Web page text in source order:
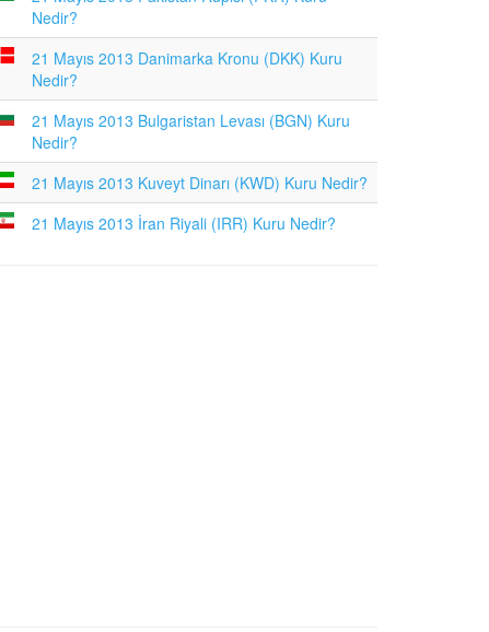
Nedir?
21 Mayıs 2013 Danimarka Kronu (DKK) Kuru
Nedir?
21 Mayıs 2013 Bulgaristan Levası (BGN) Kuru
Nedir?
21 Mayıs 2013 Kuveyt Dinarı (KWD) Kuru Nedir?
21 Mayıs 2013 İran Riyali (IRR) Kuru Nedir?